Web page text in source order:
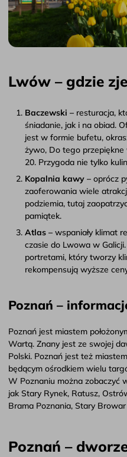
Lwów – gdzie
Baczewski – resturacja,
śniadanie, jak i na obiad.
jest w formie bufetu,
żywo, Do tego
20. Przygoda nie tylko
Kopalnia kawy – oprócz
zaoferowania wiele
podziemia, tutaj
pamiątek.
Atlas – wspaniały klimat
czasie do Lwowa w
portretami, który tworzy
rekompensują wyższe
Poznań –
Poznań jest miastem
Wartą. Znany jest ze swojej
Polski. Poznań jest też
będącym ośrodkiem wielu
W Poznaniu można zobaczyć
jak Stary Rynek, Ratusz,
Brama Poznania, Stary
Poznań –